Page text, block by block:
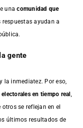
unacomunidad que
respuestas ayudan a
gente
la inmediatez. Por eso,
en tiempo real
se reflejan en el
últimos resultados de